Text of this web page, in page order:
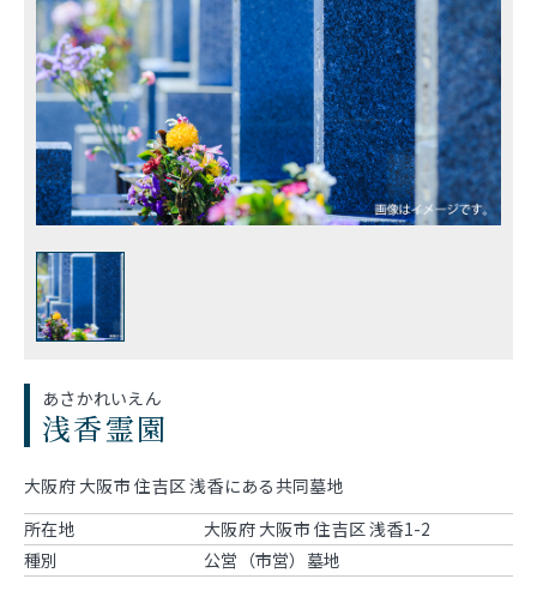
あさかれいえん
浅香霊園
大阪府 大阪市 住吉区 浅香にある共同墓地
所在地
大阪府 大阪市 住吉区 浅香1-2
種別
公営（市営）墓地